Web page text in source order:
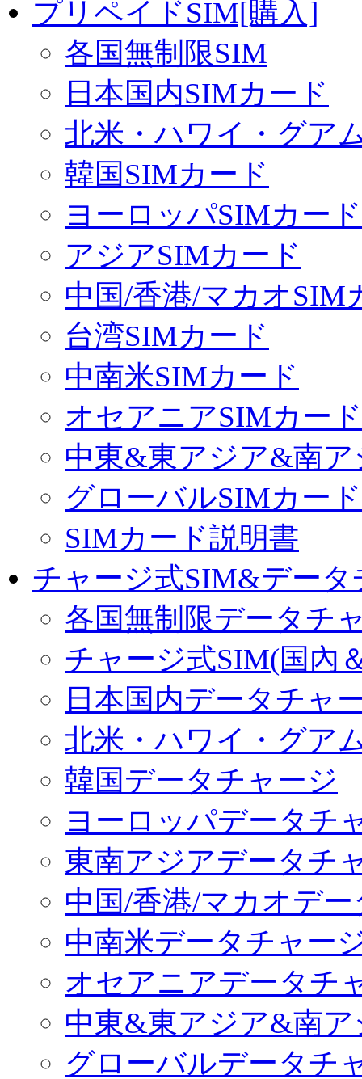
プリペイドSIM[購入]
各国無制限SIM
日本国内SIMカード
北米・ハワイ・グア
韓国SIMカード
ヨーロッパSIMカード
アジアSIMカード
中国/香港/マカオSIM
台湾SIMカード
中南米SIMカード
オセアニアSIMカード
中東&東アジア&南
グローバルSIMカード
SIMカード説明書
チャージ式SIM&デー
各国無制限データチ
チャージ式SIM(国內
日本国内データチャ
北米・ハワイ・グア
韓国データチャージ
ヨーロッパデータチ
東南アジアデータチ
中国/香港/マカオデ
中南米データチャー
オセアニアデータチ
中東&東アジア&南
グローバルデータチ